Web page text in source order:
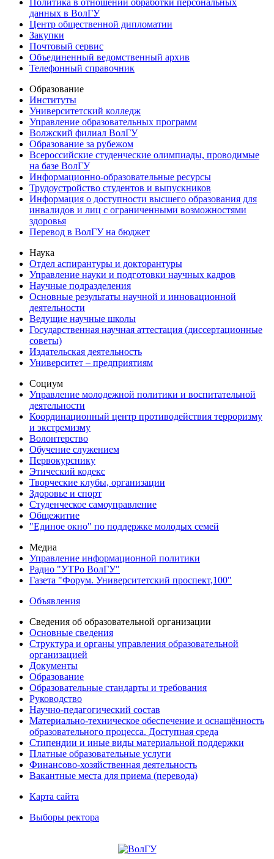
данных в ВолГУ
Центр общественной дипломатии
Закупки
Почтовый сервис
Объединенный ведомственный архив
Телефонный справочник
Образование
Институты
Университетский колледж
Управление образовательных программ
Волжский филиал ВолГУ
Образование за рубежом
Всероссийские студенческие олимпиады, проводимые
на базе ВолГУ
Информационно-образовательные ресурсы
Трудоустройство студентов и выпускников
Информация о доступности высшего образования для
инвалидов и лиц с ограниченными возможностями
здоровья
Перевод в ВолГУ на бюджет
Наука
Отдел аспирантуры и докторантуры
Управление науки и подготовки научных кадров
Научные подразделения
Основные результаты научной и инновационной
деятельности
Ведущие научные школы
Государственная научная аттестация (диссертационные
советы)
Издательская деятельность
Университет – предприятиям
Социум
Управление молодежной политики и воспитательной
деятельности
Координационный центр противодействия терроризму
и экстремизму
Волонтерство
Обучение служением
Первокурснику
Этический кодекс
Творческие клубы, организации
Здоровье и спорт
Студенческое самоуправление
Общежитие
"Единое окно" по поддержке молодых семей
Медиа
Управление информационной политики
Радио "УТРо ВолГУ"
Газета "Форум. Университетский проспект,100"
Объявления
Сведения об образовательной организации
Основные сведения
Структура и органы управления образовательной
организацией
Документы
Образование
Образовательные стандарты и требования
Руководство
Научно-педагогический состав
Материально-техническое обеспечение и оснащённость
образовательного процесса. Доступная среда
Стипендии и иные виды материальной поддержки
Платные образовательные услуги
Финансово-хозяйственная деятельность
Вакантные места для приема (перевода)
Карта сайта
Выборы ректора